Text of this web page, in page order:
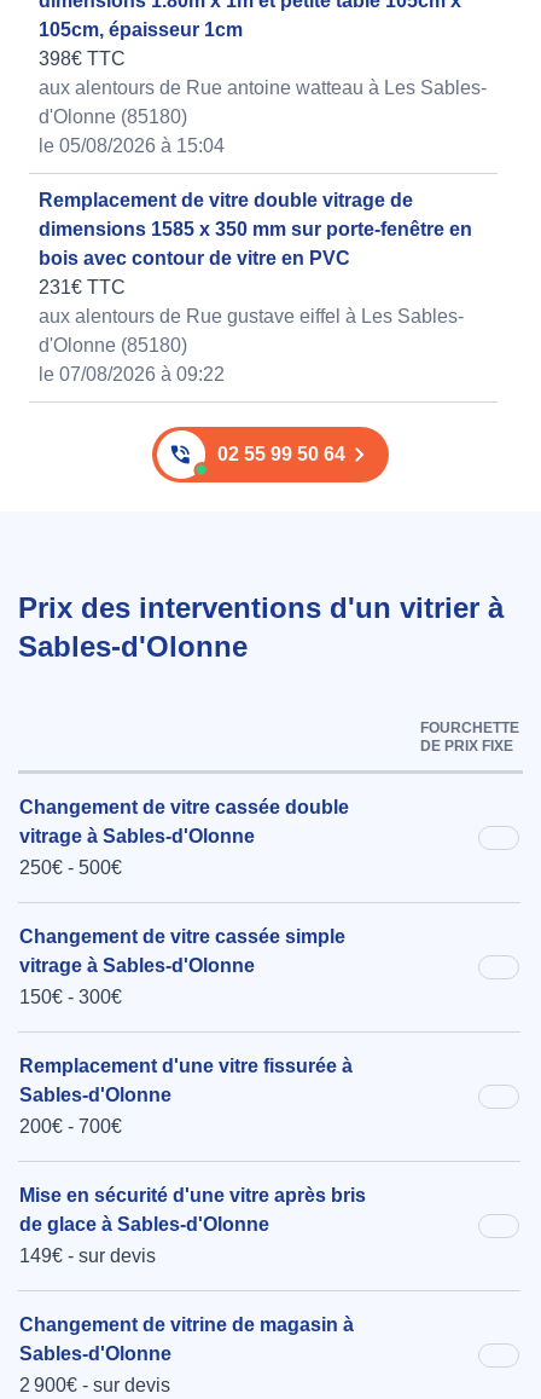
105cm, épaisseur 1cm
398€ TTC
aux alentours de Rue antoine watteau à Les Sables-
d'Olonne (85180)
le 05/08/2026 à 15:04
Remplacement de vitre double vitrage de
dimensions 1585 x 350 mm sur porte-fenêtre en
bois avec contour de vitre en PVC
231€ TTC
aux alentours de Rue gustave eiffel à Les Sables-
d'Olonne (85180)
le 07/08/2026 à 09:22
02 55 99 50 64
Prix des interventions d'un vitrier à
Sables-d'Olonne
FOURCHETTE
DE PRIX FIXE
Changement de vitre cassée double
vitrage à Sables-d'Olonne
250€ - 500€
Changement de vitre cassée simple
vitrage à Sables-d'Olonne
150€ - 300€
Remplacement d'une vitre fissurée à
Sables-d'Olonne
200€ - 700€
Mise en sécurité d'une vitre après bris
de glace à Sables-d'Olonne
149€ - sur devis
Changement de vitrine de magasin à
Sables-d'Olonne
2 900€ - sur devis